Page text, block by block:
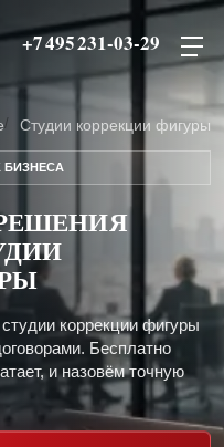
+7 495 231-03-29
Студии коррекции фигуры
БИЗНЕСА
коррекции фигуры
Бесплатно
и назовём точную